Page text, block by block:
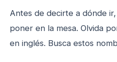
Antes de decirte a dónde
poner en la mesa. Olvida
en inglés. Busca estos